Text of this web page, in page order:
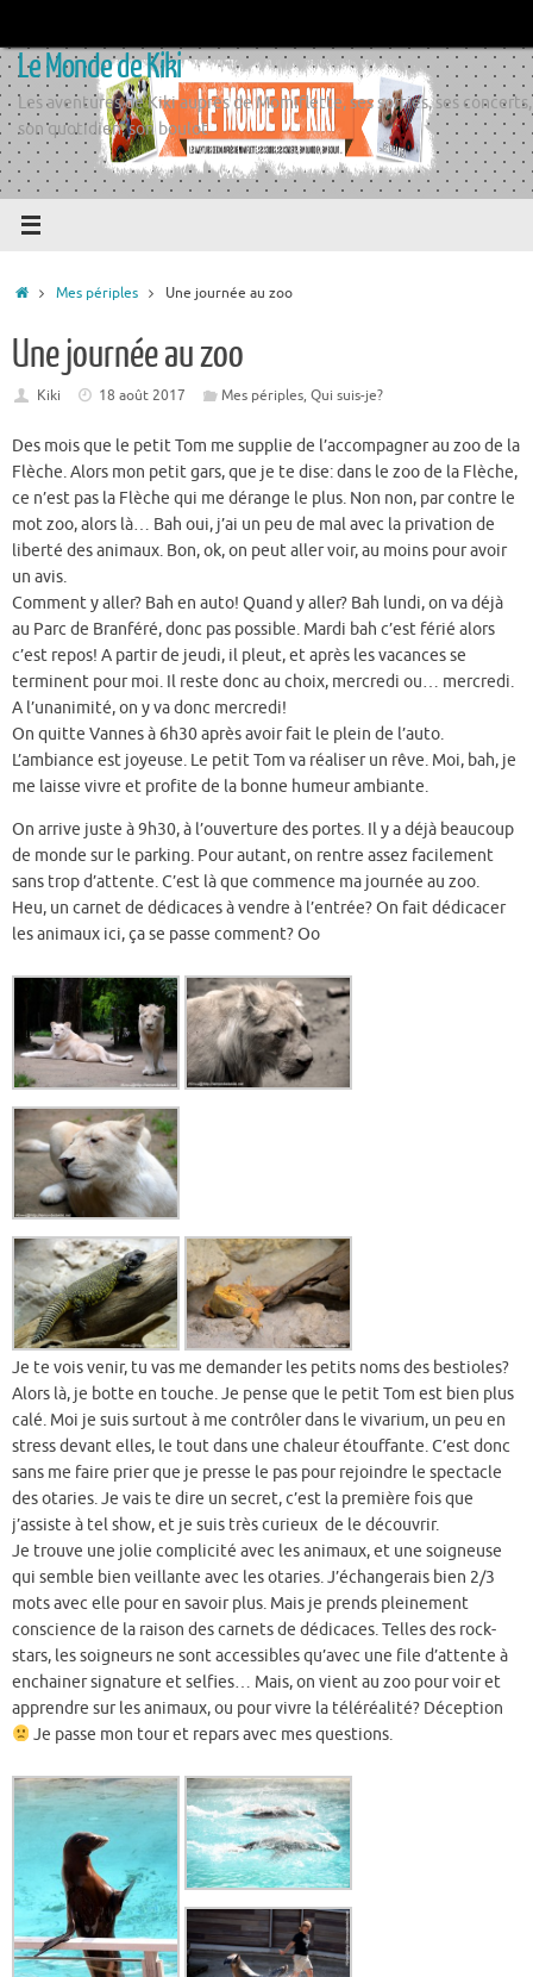
contenu
Le Monde de Kiki
Les aventures de Kiki auprès de Momiflette, ses sorties, ses concerts,
son quotidien, son boulot
Accueil
Mes périples Une journée au zoo
Une journée au zoo
Kiki 18 août 2017 Mes périples, Qui suis-je?
Des mois que le petit Tom me supplie de l’accompagner au zoo de la
Flèche. Alors mon petit gars, que je te dise: dans le zoo de la Flèche,
ce n’est pas la Flèche qui me dérange le plus. Non non, par contre le
mot zoo, alors là… Bah oui, j’ai un peu de mal avec la privation de
liberté des animaux. Bon, ok, on peut aller voir, au moins pour avoir
un avis.
Comment y aller? Bah en auto! Quand y aller? Bah lundi, on va déjà
au Parc de Branféré, donc pas possible. Mardi bah c’est férié alors
c’est repos! A partir de jeudi, il pleut, et après les vacances se
terminent pour moi. Il reste donc au choix, mercredi ou… mercredi.
A l’unanimité, on y va donc mercredi!
On quitte Vannes à 6h30 après avoir fait le plein de l’auto.
L’ambiance est joyeuse. Le petit Tom va réaliser un rêve. Moi, bah, je
me laisse vivre et profite de la bonne humeur ambiante.
On arrive juste à 9h30, à l’ouverture des portes. Il y a déjà beaucoup
de monde sur le parking. Pour autant, on rentre assez facilement
sans trop d’attente. C’est là que commence ma journée au zoo.
Heu, un carnet de dédicaces à vendre à l’entrée? On fait dédicacer
les animaux ici, ça se passe comment? Oo
Je te vois venir, tu vas me demander les petits noms des bestioles?
Alors là, je botte en touche. Je pense que le petit Tom est bien plus
calé. Moi je suis surtout à me contrôler dans le vivarium, un peu en
stress devant elles, le tout dans une chaleur étouffante. C’est donc
sans me faire prier que je presse le pas pour rejoindre le spectacle
des otaries. Je vais te dire un secret, c’est la première fois que
j’assiste à tel show, et je suis très curieux de le découvrir.
Je trouve une jolie complicité avec les animaux, et une soigneuse
qui semble bien veillante avec les otaries. J’échangerais bien 2/3
mots avec elle pour en savoir plus. Mais je prends pleinement
conscience de la raison des carnets de dédicaces. Telles des rock-
stars, les soigneurs ne sont accessibles qu’avec une file d’attente à
enchainer signature et selfies… Mais, on vient au zoo pour voir et
apprendre sur les animaux, ou pour vivre la téléréalité? Déception
Je passe mon tour et repars avec mes questions.